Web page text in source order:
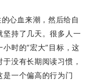
心血来潮，然后给自
持了几天。很多人一
时的“宏大”目标，这
没有长期阅读习惯，
一个偏高的行为门